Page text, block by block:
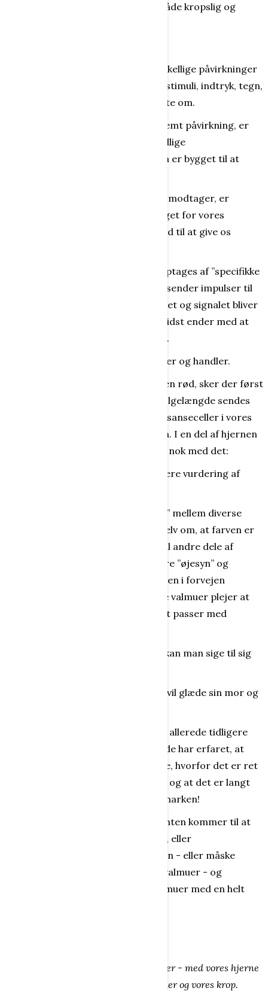
oplevelser også tilfører personen både kropslig og
Vi bombarderes hele tiden med forskellige påvirkninger
udefra, men det er langt fra alle de stimuli, indtryk, tegn,
der rammer os, som vi bliver bevidste om.
Når vi opfatter eller sanser en bestemt påvirkning, er
det, fordi vi som bekendt har forskellige
modtagestationer i vores krop, som er bygget til at
De stimuli, indtryk, tegn, signaler, vi modtager, er
tilsammen med til at skabe grundlaget for vores
bevidsthed - eller måske rettere med til at give os
Tegn og signaler fra omverdenen optages af ”specifikke
og specielle” sanseorganer, som så sender impulser til
bestemte dele af hjernen, hvor tegnet og signalet bliver
bearbejdet og behandlet, så det til sidst ender med at
gøre os bevidste om dette eller hint.
På den baggrund reagerer vi - agerer og handler.
Hvis en valmue f. eks udsender farven rød, sker der først
det, at lysbølger med en bestemt bølgelængde sendes
ind i vores øje og dér stimulerer de sanseceller i vores
nethinde, der giver signal til hjernen. I en del af hjernen
bliver signalet registreret, men ikke nok med det:
Vores hjerne foretager også en nøjere vurdering af
Når den efter en del ”mødeaktivitet” mellem diverse
nerveceller er blevet enig med sig selv om, at farven er
”rød”, sender den beskeden videre til andre dele af
hjernen, som tager beskeden i nøjere ”øjesyn” og
sammenkobler f.eks. beskeden med en i forvejen
eksisterende viden om, hvilken farve valmuer plejer at
have, hvor de plejer at vokse, om det passer med
Når alt dette så at sige er ”sanset”, kan man sige til sig
Det kan være at det lille barn gerne vil glæde sin mor og
Det kan være, at et større barn, der allerede tidligere
har prøvet at plukke valmuer, allerede har erfaret, at
sådan en buket ikke holder ret længe, hvorfor det er ret
omsonst at slæbe blomsterne hjem, og at det er langt
bedre at lade dem stå og pynte på marken!
Det kan også være en voksen, der enten kommer til at
tænke på kunstværker med valmuer, eller
birkesrundstykkerne søndag morgen - eller måske
tænker på et land, hvor der vokser valmuer - og
opiumsproduktion (i øvrigt med valmuer med en helt
Vi registrerer og fordøjer, perciperer - med vores hjerne
Vi handler, agerer - med vore tanker og vores krop.